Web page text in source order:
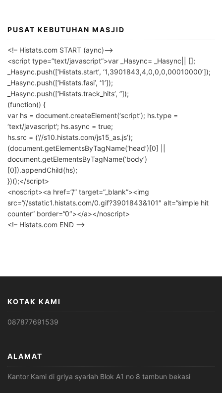
PUSAT KEBUTUHAN MASJID
<!– Histats.com START (aync)–>
<script type=”text/javascript”>var _Hasync= _Hasync|| [];
_Hasync.push([‘Histats.start’, ‘1,3901843,4,0,0,0,00010000’]);
_Hasync.push([‘Histats.fasi’, ‘1’]);
_Hasync.push([‘Histats.track_hits’, ”]);
(function() {
var hs = document.createElement(‘script’); hs.type =
‘text/javascript’; hs.async = true;
hs.src = (‘//s10.histats.com/js15_as.js’);
(document.getElementsByTagName(‘head’)[0] ||
document.getElementsByTagName(‘body’)
[0]).appendChild(hs);
})();</script>
<noscript><a href=”/” target=”_blank”><img
src=”//sstatic1.histats.com/0.gif?3901843&101″ alt=”simple hit
counter” border=”0″></a></noscript>
<!– Histats.com END –>
KOTAK KAMI
087877691539
ALAMAT
Kantor Kami di griya syariah Blok A1 no 8 tambun bekasi